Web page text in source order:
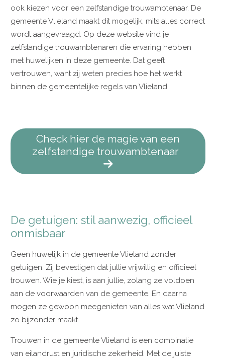
ook kiezen voor een zelfstandige trouwambtenaar. De
gemeente Vlieland maakt dit mogelijk, mits alles correct
wordt aangevraagd. Op deze website vind je
zelfstandige trouwambtenaren die ervaring hebben
met huwelijken in deze gemeente. Dat geeft
vertrouwen, want zij weten precies hoe het werkt
binnen de gemeentelijke regels van Vlieland.
Check hier de magie van een
zelfstandige trouwambtenaar
De getuigen: stil aanwezig, officieel
onmisbaar
Geen huwelijk in de gemeente Vlieland zonder
getuigen. Zij bevestigen dat jullie vrijwillig en officieel
trouwen. Wie je kiest, is aan jullie, zolang ze voldoen
aan de voorwaarden van de gemeente. En daarna
mogen ze gewoon meegenieten van alles wat Vlieland
zo bijzonder maakt.
Trouwen in de gemeente Vlieland is een combinatie
van eilandrust en juridische zekerheid. Met de juiste